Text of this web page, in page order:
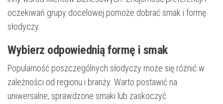
oczekiwań grupy docelowej pomoże dobrać smak i formę
słodyczy.
Wybierz odpowiednią formę i smak
Popularność poszczególnych słodyczy może się różnić w
zależności od regionu i branży. Warto postawić na
uniwersalne, sprawdzone smaki lub zaskoczyć